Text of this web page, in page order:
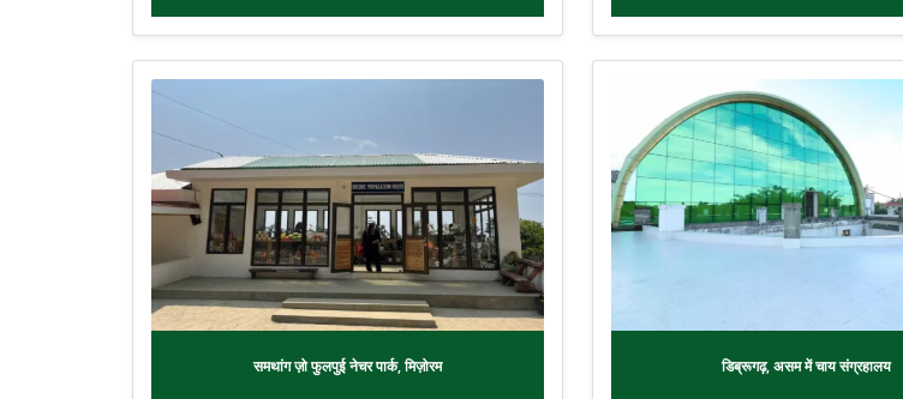
समथांग ज़ो फुलपुई नेचर पार्क, मिज़ोरम डिब्रूगढ़, असम में चाय संग्रहालय